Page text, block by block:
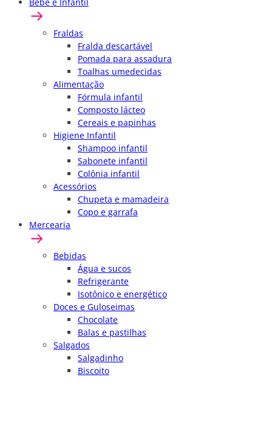
Fraldas
Fralda descartável
Pomada para assadura
Toalhas umedecidas
Alimentação
Fórmula infantil
Composto lácteo
Cereais e papinhas
Higiene Infantil
Shampoo infantil
Sabonete infantil
Colônia infantil
Acessórios
Chupeta e mamadeira
Copo e garrafa
Mercearia
Bebidas
Água e sucos
Refrigerante
Isotônico e energético
Doces e Guloseimas
Chocolate
Balas e pastilhas
Salgados
Salgadinho
Biscoito